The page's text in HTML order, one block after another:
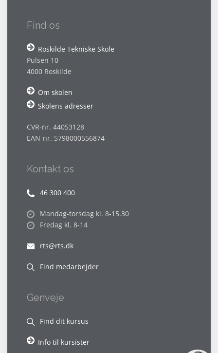
Find os
Roskilde Tekniske Skole
Pulsen 10
4000 Roskilde
Om skolen
Skolens adresser
CVR-nr. 44053128
EAN-nr. 5798000556874
Kontakt os
46 300 400
Mandag-torsdag kl. 8-15.30
Fredag kl. 8-14
rts@rts.dk
Find medarbejder
Genveje
Find dit kursus
Info til kursister